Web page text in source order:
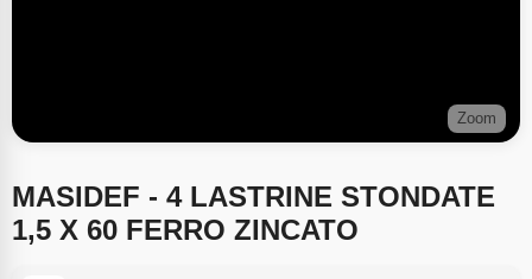
Zoom
MASIDEF - 4 LASTRINE STONDATE
1,5 X 60 FERRO ZINCATO